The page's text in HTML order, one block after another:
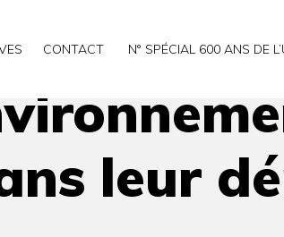
CONTACT N° SPÉCIAL 600 ANS DE
leur démarche ISO 14001
leur